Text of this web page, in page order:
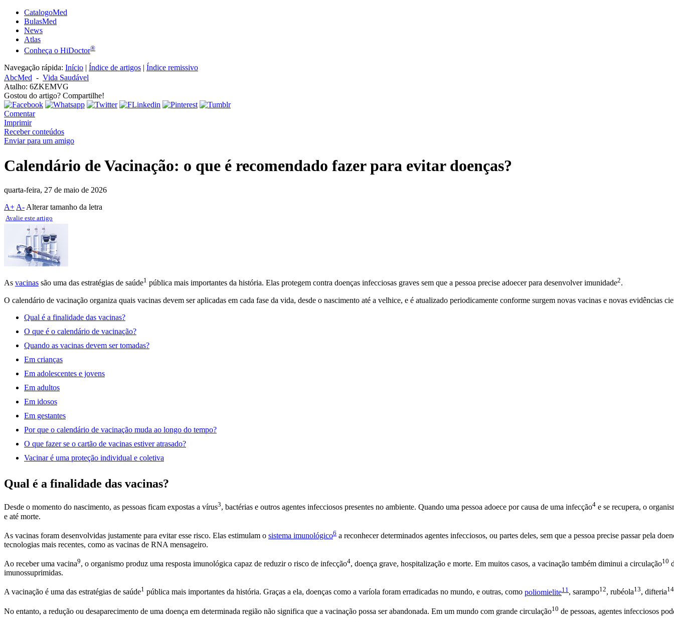
CatalogoMed
BulasMed
News
Atlas
Conheça o HiDoctor®
Navegação rápida: Início | Índice de artigos | Índice remissivo
AbcMed - Vida Saudável
Atalho: 6ZKEMVG
Gostou do artigo? Compartilhe!
Comentar
Imprimir
Receber conteúdos
Enviar para um amigo
Calendário de Vacinação: o que é recomendado fazer para evitar doenças?
quarta-feira, 27 de maio de 2026
A+ A- Alterar tamanho da letra
Avalie este artigo
As vacinas são uma das estratégias de saúde1 pública mais importantes da história. Elas protegem contra doenças infecciosas graves sem que a pessoa precise adoecer para desenvolverimunidade2.
O calendário de vacinação organiza quais vacinas devem ser aplicadas em cada fase da vida, desde o nascimento até a velhice, e é atualizado periodicamente conforme surgem novas vacinas e novas evidências
Qual é a finalidade das vacinas?
O que é o calendário de vacinação?
Quando as vacinas devem ser tomadas?
Em crianças
Em adolescentes e jovens
Em adultos
Em idosos
Em gestantes
Por que o calendário de vacinação muda ao longo do tempo?
O que fazer se o cartão de vacinas estiver atrasado?
Vacinar é uma proteção individual e coletiva
Qual é a finalidade das vacinas?
Desde o momento do nascimento, as pessoas ficam expostas a vírus3, bactérias e outros agentes infecciosos presentes no ambiente. Quando uma pessoa adoece por causa de uma infecção4 e se recupera, o
e até morte.
As vacinas foram desenvolvidas justamente para evitar esse risco. Elas estimulam o sistema imunológico6 a reconhecer determinados agentes infecciosos, ou partes deles, sem que a pessoa precise passar pela
tecnologias mais recentes, como as vacinas de RNA mensageiro.
Ao receber uma vacina9, o organismo produz uma resposta imunológica capaz de reduzir o risco de infecção4, doença grave, hospitalização e morte. Em muitos casos, a vacinação também diminui a circulação10
imunossuprimidas.
A vacinação é uma das estratégias de saúde1 pública mais importantes da história. Graças a ela, doenças como a varíola foram erradicadas no mundo, e outras, como poliomielite11 , sarampo12, rubéola13, difteria14
No entanto, a redução ou desaparecimento de uma doença em determinada região não significa que a vacinação possa ser abandonada. Em um mundo com grande circulação10 de pessoas, agentes infecciosos